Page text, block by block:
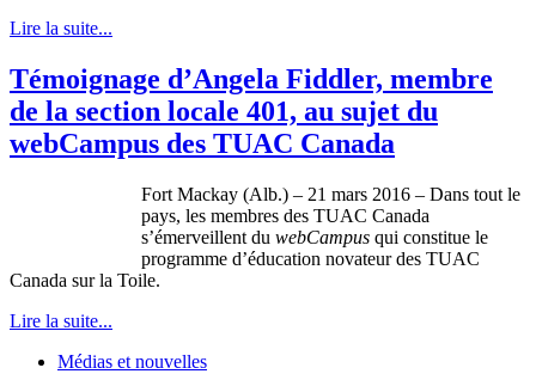
Lire la suite...
Témoignage d’Angela Fiddler, membre
de la section locale 401, au sujet du
webCampus des TUAC Canada
Fort Mackay (Alb.) – 21 mars 2016 – Dans tout le
pays, les membres des TUAC Canada
s’émerveillent du webCampus qui constitue le
programme d’éducation novateur des TUAC
Canada sur la Toile.
Lire la suite...
Médias et nouvelles